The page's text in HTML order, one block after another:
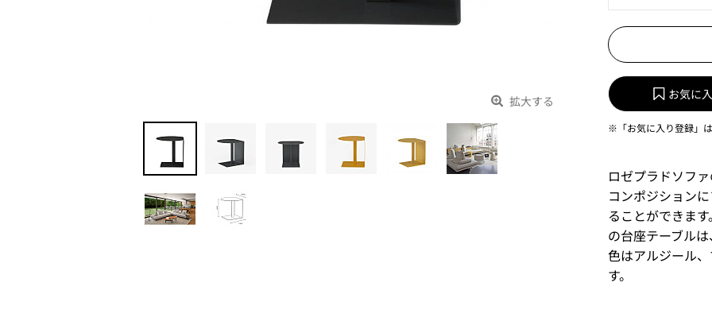
拡大する お気に
※「お気に入り登録」
ロゼプラドソフ
コンポジション
ることができま
の台座テーブル
色はアルジール
す。